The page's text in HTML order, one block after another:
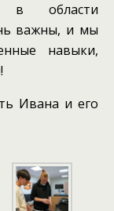
в области
важны, и мы
навыки,
Ивана и его